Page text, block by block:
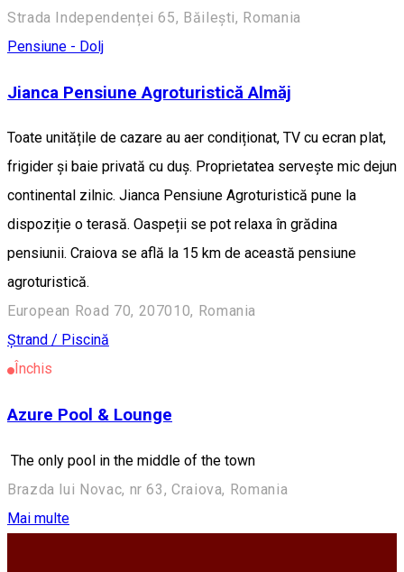
Strada Independenței 65, Băilești, Romania
Pensiune - Dolj
Jianca Pensiune Agroturistică Almăj
Toate unitățile de cazare au aer condiționat, TV cu ecran plat,
frigider și baie privată cu duș. Proprietatea servește mic dejun
continental zilnic. Jianca Pensiune Agroturistică pune la
dispoziție o terasă. Oaspeții se pot relaxa în grădina
pensiunii. Craiova se află la 15 km de această pensiune
agroturistică.
European Road 70, 207010, Romania
Ștrand / Piscină
Închis
Azure Pool & Lounge
The only pool in the middle of the town
Brazda lui Novac, nr 63, Craiova, Romania
Mai multe